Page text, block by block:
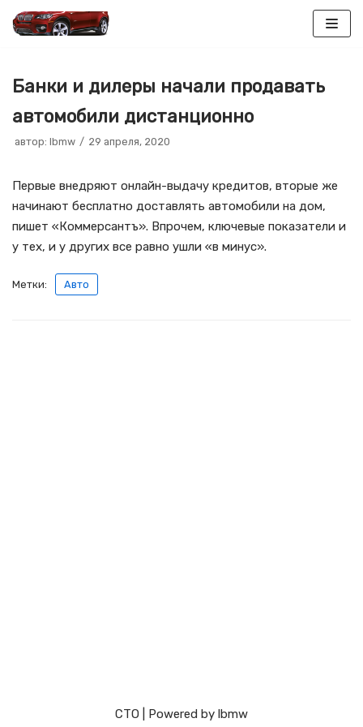
содержимому
Банки и дилеры начали продавать
автомобили дистанционно
автор: lbmw 29 апреля, 2020
Первые внедряют онлайн-выдачу кредитов, вторые же
начинают бесплатно доставлять автомобили на дом,
пишет «Коммерсантъ». Впрочем, ключевые показатели и
у тех, и у других все равно ушли «в минус».
Метки: Авто
СТО | Powered by lbmw